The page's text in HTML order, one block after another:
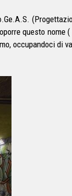
questo nome (
occupandoci di